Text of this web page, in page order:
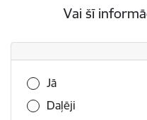
Vai šī
Vai šī informācija bija
Jā
Daļēji